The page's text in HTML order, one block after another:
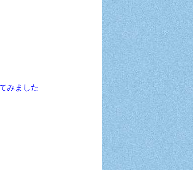
みました